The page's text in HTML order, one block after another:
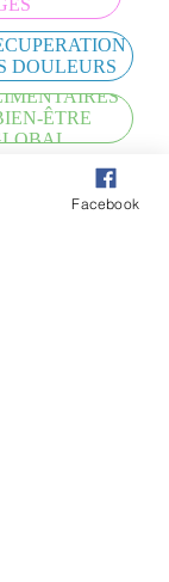
DOULEURS
ÊTRE
Facebook